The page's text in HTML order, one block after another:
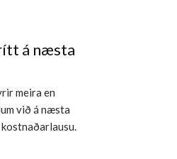
á næsta
meira en
við á næsta